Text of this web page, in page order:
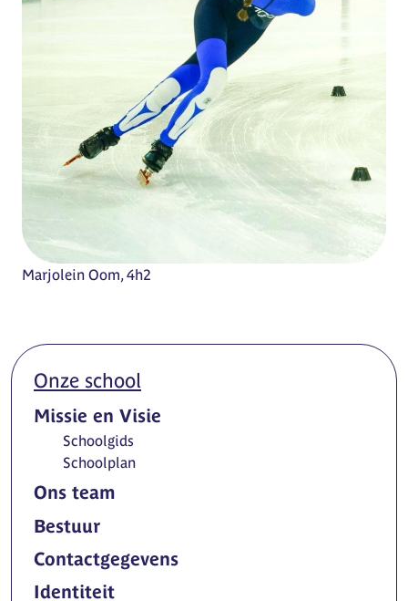
Marjolein Oom, 4h2
Onze school
Missie en Visie
Schoolgids
Schoolplan
Ons team
Bestuur
Contactgegevens
Identiteit